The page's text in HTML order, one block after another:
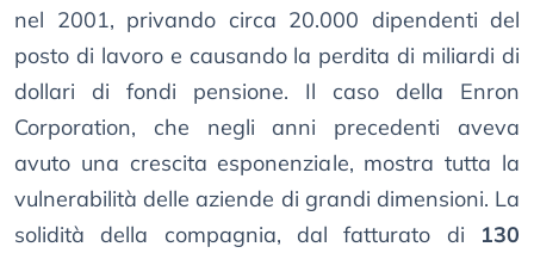
nel 2001, privando circa 20.000 dipendenti del
posto di lavoro e causando la perdita di miliardi di
dollari di fondi pensione. Il caso della Enron
Corporation, che negli anni precedenti aveva
avuto una crescita esponenziale, mostra tutta la
vulnerabilità delle aziende di grandi dimensioni. La
solidità della compagnia, dal fatturato di 130